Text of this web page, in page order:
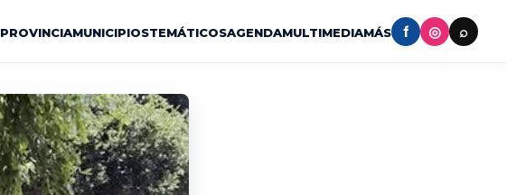
PROVINCIAMUNICIPIOSTEMÁTICOSAGENDAMULTIMEDIAMÁS f ◎ ⌕